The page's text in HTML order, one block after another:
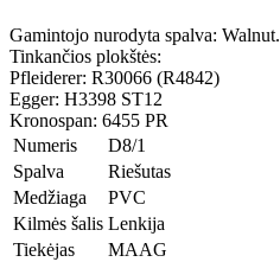
Gamintojo nurodyta spalva: Walnut.
Tinkančios plokštės:
Pfleiderer: R30066 (R4842)
Egger: H3398 ST12
Kronospan: 6455 PR
Numeris
D8/1
Spalva
Riešutas
Medžiaga
PVC
Kilmės šalis Lenkija
Tiekėjas
MAAG